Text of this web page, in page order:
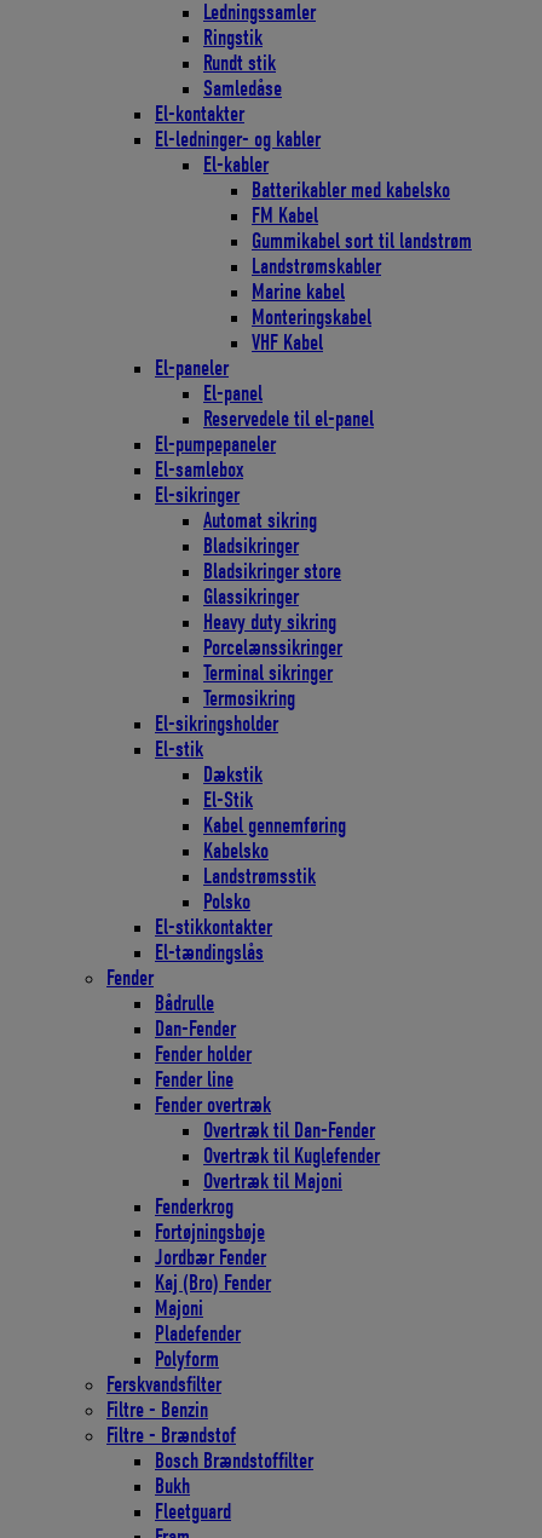
Ledningssamler
Ringstik
Rundt stik
Samledåse
El-kontakter
El-ledninger- og kabler
El-kabler
Batterikabler med kabelsko
FM Kabel
Gummikabel sort til landstrøm
Landstrømskabler
Marine kabel
Monteringskabel
VHF Kabel
El-paneler
El-panel
Reservedele til el-panel
El-pumpepaneler
El-samlebox
El-sikringer
Automat sikring
Bladsikringer
Bladsikringer store
Glassikringer
Heavy duty sikring
Porcelænssikringer
Terminal sikringer
Termosikring
El-sikringsholder
El-stik
Dækstik
El-Stik
Kabel gennemføring
Kabelsko
Landstrømsstik
Polsko
El-stikkontakter
El-tændingslås
Fender
Bådrulle
Dan-Fender
Fender holder
Fender line
Fender overtræk
Overtræk til Dan-Fender
Overtræk til Kuglefender
Overtræk til Majoni
Fenderkrog
Fortøjningsbøje
Jordbær Fender
Kaj (Bro) Fender
Majoni
Pladefender
Polyform
Ferskvandsfilter
Filtre - Benzin
Filtre - Brændstof
Bosch Brændstoffilter
Bukh
Fleetguard